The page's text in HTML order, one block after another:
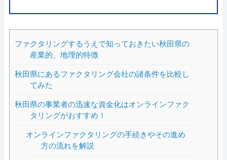
ファクタリングするうえで知っておきたい秋田県の
産業的、地理的特徴
秋田県にあるファクタリング会社の諸条件を比較し
てみた
秋田県の事業者の迅速な資金化はオンラインファク
タリングがおすすめ！
オンラインファクタリングの手続きやその進め
方の流れを解説